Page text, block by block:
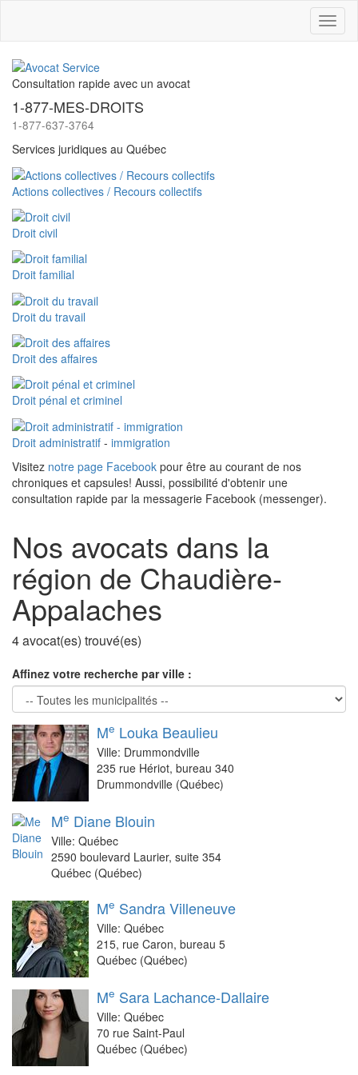
Consultation rapide avec un avocat
1-877-MES-DROITS
1-877-637-3764
Services juridiques au Québec
Actions collectives / Recours collectifs
Droit civil
Droit familial
Droit du travail
Droit des affaires
Droit pénal et criminel
Droit administratif - immigration
Visitez notre page Facebook pour être au courant de nos
chroniques et capsules! Aussi, possibilité d'obtenir une
consultation rapide par la messagerie Facebook (messenger).
Nos avocats dans la
région de Chaudière-
Appalaches
4 avocat(es) trouvé(es)
Affinez votre recherche par ville :
Me Louka Beaulieu
Ville: Drummondville
235 rue Hériot, bureau 340
Drummondville (Québec)
Me Diane Blouin
Ville: Québec
2590 boulevard Laurier, suite 354
Québec (Québec)
Me Sandra Villeneuve
Ville: Québec
215, rue Caron, bureau 5
Québec (Québec)
Me Sara Lachance-Dallaire
Ville: Québec
70 rue Saint-Paul
Québec (Québec)